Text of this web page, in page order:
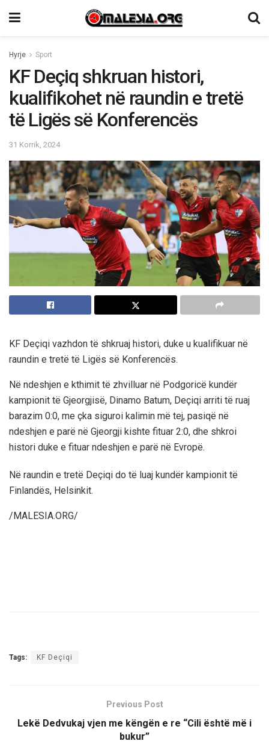
Hyrje Sport
KF Deçiq shkruan histori,
kualifikohet në raundin e tretë
të Ligës së Konferencës
31 Korrik, 2024
KF Deçiqi vazhdon të shkruaj histori, duke u kualifikuar në
raundin e tretë të Ligës së Konferencës.
Në ndeshjen e kthimit të zhvilluar në Podgoricë kundër
kampionit të Gjeorgjisë, Dinamo Batum, Deçiqi arriti të ruaj
barazim 0:0, me çka siguroi kalimin më tej, pasiqë në
ndeshjen e parë në Gjeorgji kishte fituar 2:0, dhe shkroi
histori duke e fituar ndeshjen e parë në Evropë.
Në raundin e tretë Deçiqi do të luaj kundër kampionit të
Finlandës, Helsinkit.
/MALESIA.ORG/
Tags: KF Deçiqi
Previous Post
Lekë Dedvukaj vjen me këngën e re “Cili është më i
bukur”